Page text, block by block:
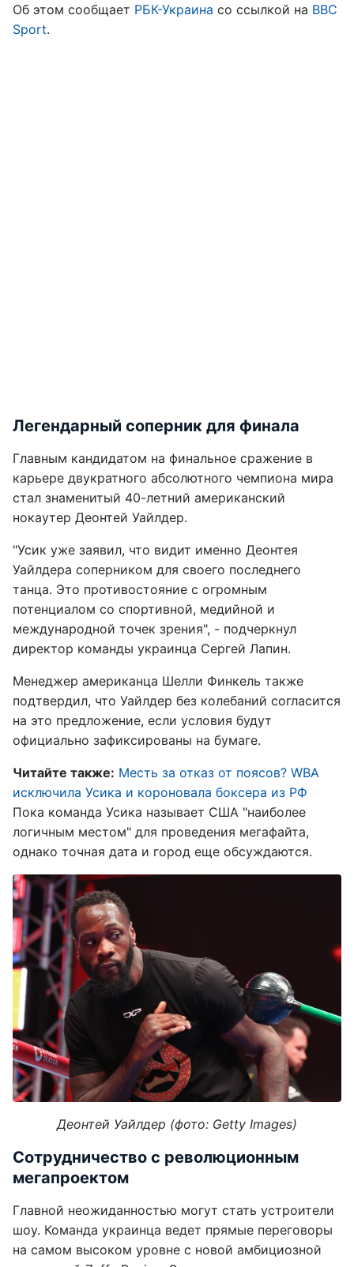
Об этом сообщает РБК-Украина со ссылкой на BBC
Sport.
Легендарный соперник для финала
Главным кандидатом на финальное сражение в
карьере двукратного абсолютного чемпиона мира
стал знаменитый 40-летний американский
нокаутер Деонтей Уайлдер.
"Усик уже заявил, что видит именно Деонтея
Уайлдера соперником для своего последнего
танца. Это противостояние с огромным
потенциалом со спортивной, медийной и
международной точек зрения", - подчеркнул
директор команды украинца Сергей Лапин.
Менеджер американца Шелли Финкель также
подтвердил, что Уайлдер без колебаний согласится
на это предложение, если условия будут
официально зафиксированы на бумаге.
Читайте также: Месть за отказ от поясов? WBA
исключила Усика и короновала боксера из РФ
Пока команда Усика называет США "наиболее
логичным местом" для проведения мегафайта,
однако точная дата и город еще обсуждаются.
Деонтей Уайлдер (фото: Getty Images)
Сотрудничество с революционным
мегапроектом
Главной неожиданностью могут стать устроители
шоу. Команда украинца ведет прямые переговоры
на самом высоком уровне с новой амбициозной